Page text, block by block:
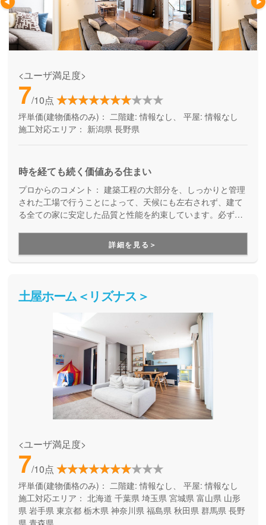
<ユーザ満足度>
7/10点
坪単価(建物価格のみ)： 二階建: 情報なし、 平屋: 情報なし
施工対応エリア： 新潟県 長野県
時を経ても続く価値ある住まい
プロからのコメント： 建築工程の大部分を、しっかりと管理
された工場で行うことによって、天候にも左右されず、建て
る全ての家に安定した品質と性能を約束しています。必ず、
です。工場生産ならではの工期の短さも魅力の一つ。また、
建てた後も安心のサポートを備えています。
詳細を見る＞
土屋ホーム＜リズナス＞
<ユーザ満足度>
7/10点
坪単価(建物価格のみ)： 二階建: 情報なし、 平屋: 情報なし
施工対応エリア： 北海道 千葉県 埼玉県 宮城県 富山県 山形
県 岩手県 東京都 栃木県 神奈川県 福島県 秋田県 群馬県 長野
県 青森県